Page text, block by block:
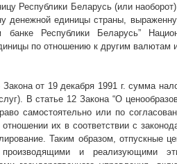
Республики Беларусь (или
денежной единицы страны,
Республики Беларусь”
по отношению к другим валютам
от 19 декабря 1991 г. сумма
В статье 12 Закона “О
самостоятельно или по
их в соответствии с
Таким образом, отпускные
производящими и реализующими